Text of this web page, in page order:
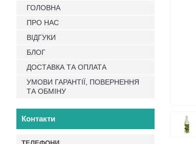
ГОЛОВНА
ПРО НАС
ВІДГУКИ
БЛОГ
ДОСТАВКА ТА ОПЛАТА
УМОВИ ГАРАНТІЇ, ПОВЕРНЕННЯ
ТА ОБМІНУ
Контакти